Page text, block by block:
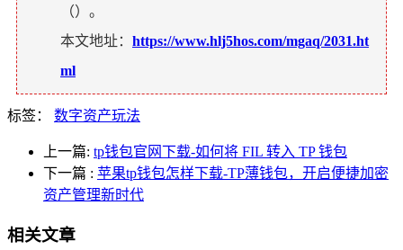
（）。
本文地址： https://www.hlj5hos.com/mgaq/2031.ht
ml
标签： 数字资产玩法
上一篇: tp钱包官网下载-如何将 FIL 转入 TP 钱包
下一篇 : 苹果tp钱包怎样下载-TP薄钱包，开启便捷加密
资产管理新时代
相关文章